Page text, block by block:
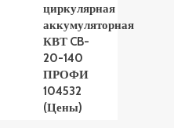
циркулярная
аккумуляторная
КВТ CB-
20-140
ПРОФИ
104532
(Цены)